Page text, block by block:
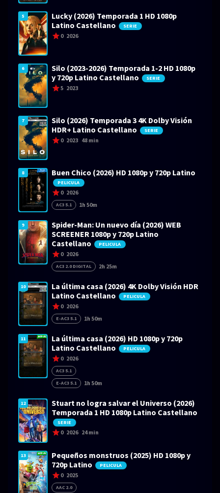
5
Lucky (2026) Temporada 1 HD 1080p
Latino Castellano
SERIE
0 2026
6
Silo (2023-2026) Temporada 1-2 HD 1080p
y 720p Latino Castellano
SERIE
5 2023
7
Silo (2026) Temporada 3 4K Dolby Visión
HDR+ Latino Castellano
SERIE
0 2023 48 min
8 Buen Chico (2026) HD 1080p y 720p Latino
PELICULA
0 2026
AC3 5.1 1h 50m
9
Spider-Man: Un nuevo día (2026) WEB
SCREENER 1080p y 720p Latino
Castellano
PELICULA
0 2026
AC3 2.0 DIGITAL 2h 25m
10
La última casa (2026) 4K Dolby Visión HDR
Latino Castellano
PELICULA
0 2026
E-AC3 5.1 1h 50m
11
La última casa (2026) HD 1080p y 720p
Latino Castellano
PELICULA
0 2026
AC3 5.1
E-AC3 5.1
1h 50m
12
Stuart no logra salvar el Universo (2026)
Temporada 1 HD 1080p Latino Castellano
SERIE
0 2026 24 min
13
Pequeños monstruos (2025) HD 1080p y
720p Latino
PELICULA
0 2025
AAC 2.0